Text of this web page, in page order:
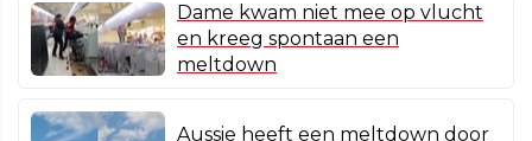
Dame kwam niet mee op vlucht
en kreeg spontaan een
meltdown
Aussie heeft een meltdown door